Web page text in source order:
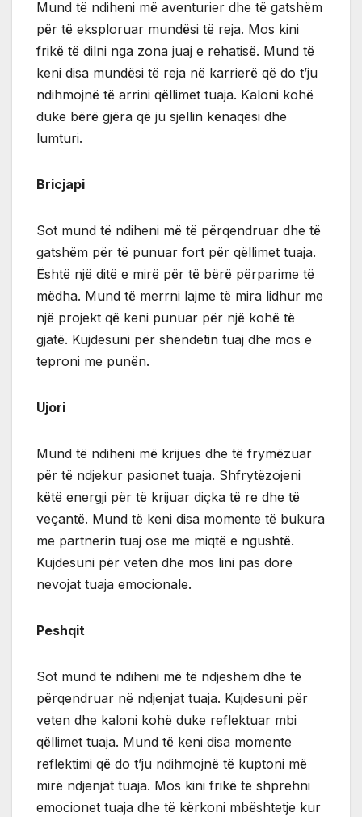
Mund të ndiheni më aventurier dhe të gatshëm
për të eksploruar mundësi të reja. Mos kini
frikë të dilni nga zona juaj e rehatisë. Mund të
keni disa mundësi të reja në karrierë që do t’ju
ndihmojnë të arrini qëllimet tuaja. Kaloni kohë
duke bërë gjëra që ju sjellin kënaqësi dhe
lumturi.
Bricjapi
Sot mund të ndiheni më të përqendruar dhe të
gatshëm për të punuar fort për qëllimet tuaja.
Është një ditë e mirë për të bërë përparime të
mëdha. Mund të merrni lajme të mira lidhur me
një projekt që keni punuar për një kohë të
gjatë. Kujdesuni për shëndetin tuaj dhe mos e
teproni me punën.
Ujori
Mund të ndiheni më krijues dhe të frymëzuar
për të ndjekur pasionet tuaja. Shfrytëzojeni
këtë energji për të krijuar diçka të re dhe të
veçantë. Mund të keni disa momente të bukura
me partnerin tuaj ose me miqtë e ngushtë.
Kujdesuni për veten dhe mos lini pas dore
nevojat tuaja emocionale.
Peshqit
Sot mund të ndiheni më të ndjeshëm dhe të
përqendruar në ndjenjat tuaja. Kujdesuni për
veten dhe kaloni kohë duke reflektuar mbi
qëllimet tuaja. Mund të keni disa momente
reflektimi që do t’ju ndihmojnë të kuptoni më
mirë ndjenjat tuaja. Mos kini frikë të shprehni
emocionet tuaja dhe të kërkoni mbështetje kur